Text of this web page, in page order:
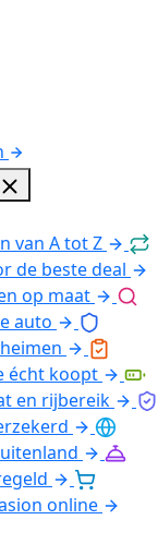
van A tot Z
de beste deal
op maat
auto
écht koopt
en rijbereik
online